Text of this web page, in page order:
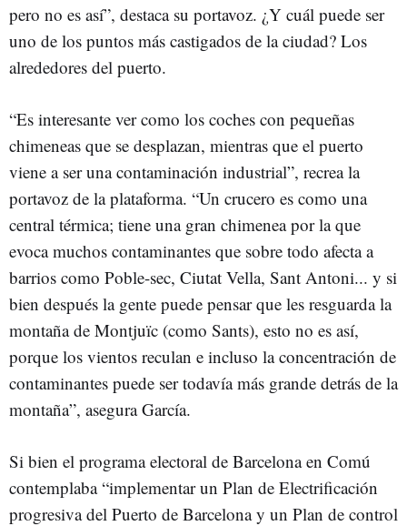
pero no es así”, destaca su portavoz. ¿Y cuál puede ser
uno de los puntos más castigados de la ciudad? Los
alrededores del puerto.
“Es interesante ver como los coches con pequeñas
chimeneas que se desplazan, mientras que el puerto
viene a ser una contaminación industrial”, recrea la
portavoz de la plataforma. “Un crucero es como una
central térmica; tiene una gran chimenea por la que
evoca muchos contaminantes que sobre todo afecta a
barrios como Poble-sec, Ciutat Vella, Sant Antoni... y si
bien después la gente puede pensar que les resguarda la
montaña de Montjuïc (como Sants), esto no es así,
porque los vientos reculan e incluso la concentración de
contaminantes puede ser todavía más grande detrás de la
montaña”, asegura García.
Si bien el programa electoral de Barcelona en Comú
contemplaba “implementar un Plan de Electrificación
progresiva del Puerto de Barcelona y un Plan de control